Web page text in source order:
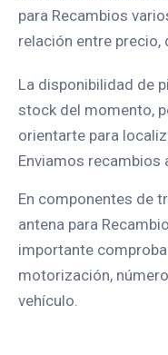
para Recambios
relación entre precio,
La disponibilidad de
stock del momento,
orientarte para
Enviamos recambios
En componentes de
antena para
importante
motorización,
vehículo.